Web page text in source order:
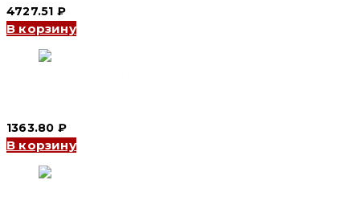
4727.51 ₽
В корзину
1363.80 ₽
В корзину